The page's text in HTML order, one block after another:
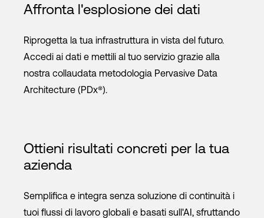
Affronta l'esplosione dei dati
Riprogetta la tua infrastruttura in vista del futuro.
Accedi ai dati e mettili al tuo servizio grazie alla
nostra collaudata metodologia Pervasive Data
Architecture (PDx®).
Ottieni risultati concreti per la tua
azienda
Semplifica e integra senza soluzione di continuità i
tuoi flussi di lavoro globali e basati sull'AI, sfruttando